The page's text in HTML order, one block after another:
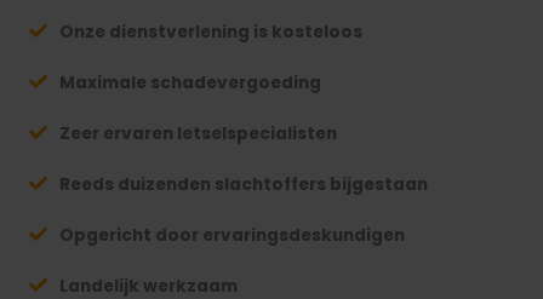
Onze dienstverlening is kosteloos
Maximale schadevergoeding
Zeer ervaren letselspecialisten
Reeds duizenden slachtoffers bijgestaan
Opgericht door ervaringsdeskundigen
Landelijk werkzaam